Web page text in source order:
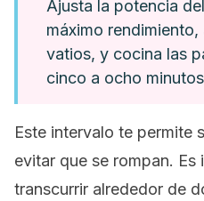
Ajusta la potencia
máximo
vatios, y cocina las
cinco a ocho
Este intervalo te permite
evitar que se rompan.
transcurrir alrededor de